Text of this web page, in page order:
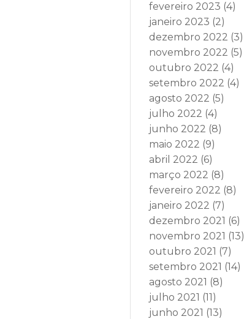
fevereiro 2023 (4)
janeiro 2023 (2)
dezembro 2022 (3)
novembro 2022 (5)
outubro 2022 (4)
setembro 2022 (4)
agosto 2022 (5)
julho 2022 (4)
junho 2022 (8)
maio 2022 (9)
abril 2022 (6)
março 2022 (8)
fevereiro 2022 (8)
janeiro 2022 (7)
dezembro 2021 (6)
novembro 2021 (13)
outubro 2021 (7)
setembro 2021 (14)
agosto 2021 (8)
julho 2021 (11)
junho 2021 (13)